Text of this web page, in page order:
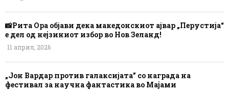
📸Рита Ора објави дека македонскиот ајвар „Перустија“
е дел од нејзиниот избор во Нов Зеланд!
11 април, 2026
„Јон Вардар против галаксијата” со награда на
фестивал за научна фантастика во Мајами